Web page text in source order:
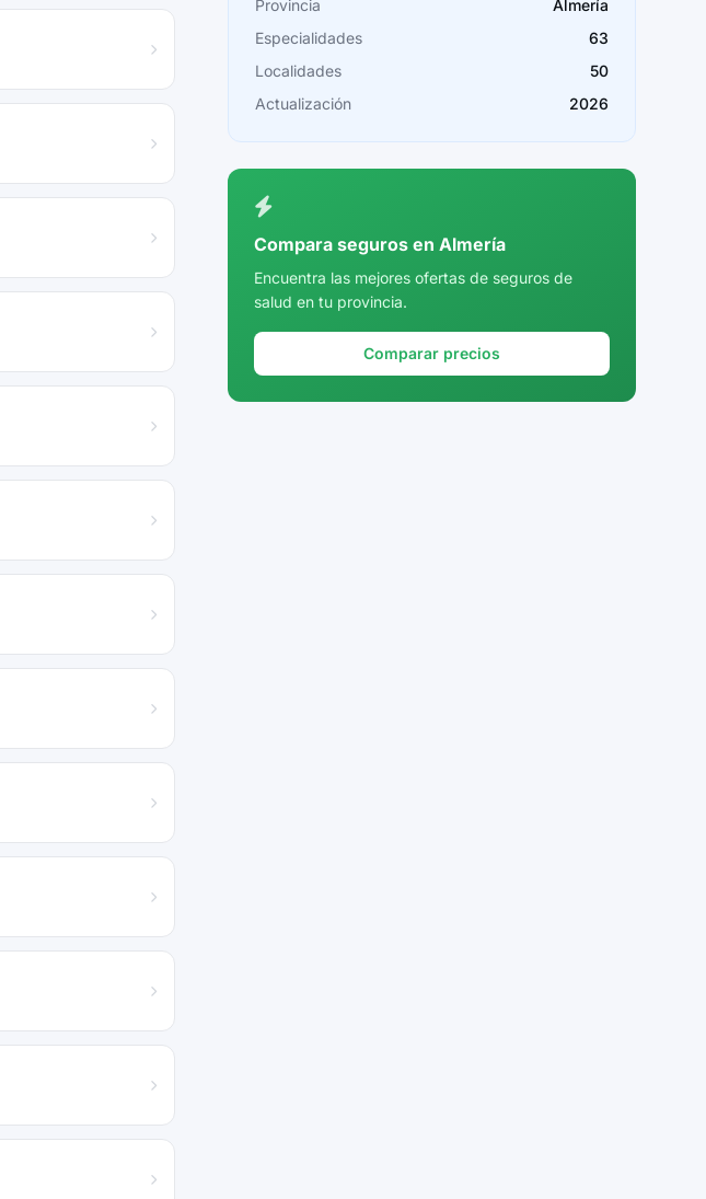
Cádiz
Cantabria
Castellón
Córdoba
Cuenca
Girona
Provincia
Almería
Especialidades
63
Localidades
50
Actualización
2026
Compara seguros en Almería
Encuentra las mejores ofertas de seguros de
salud en tu provincia.
Comparar precios